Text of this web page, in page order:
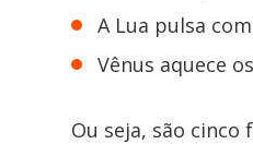
A Lua pulsa
Vênus aquece
Ou seja, são